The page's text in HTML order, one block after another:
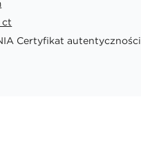
ct
Certyfikat autentyczności